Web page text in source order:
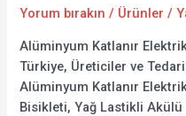
Yorum bırakın / Ürünler /
Alüminyum Katlanır
Türkiye, Üreticiler ve
Alüminyum Katlanır
Bisikleti, Yağ Lastikli Akülü